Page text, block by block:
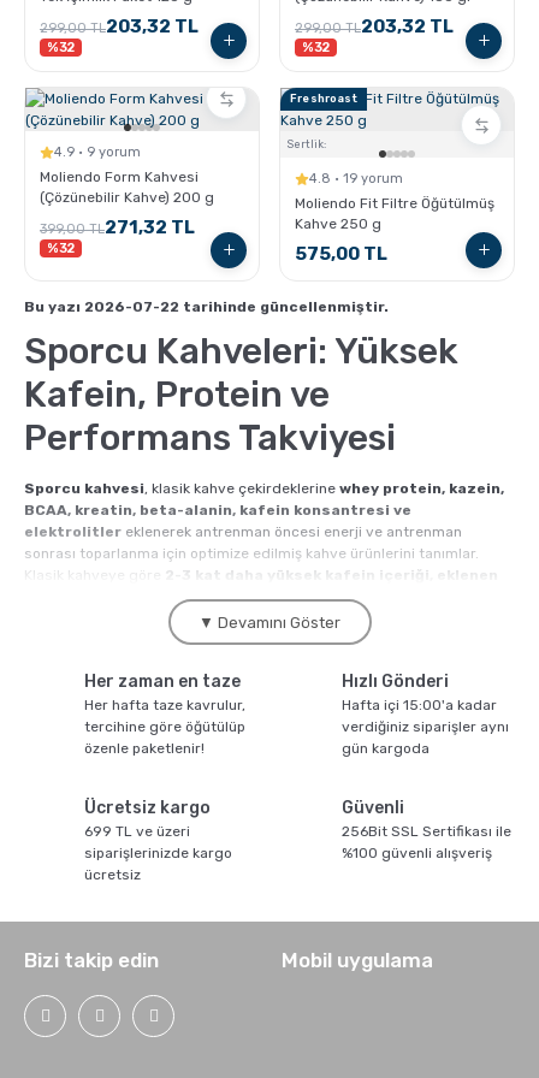
Exclusive Kahveler
Kafeinsiz Kahveler
Çözünebilir Kahve
Çekirdek Kahve
Hindiba Kahvesi
Öğütülmüş Kahve
Soğuk Kahve
Soğuk Kahve Demleme Ekipmanları
Aeropress
Makine Temizleyiciler
Kahve Öğütücüleri
Tartı ve Ölçüler
Termoslar
yaşam tarzı benimseyenler için tasarlanan Detox Kahve ürünlerini
aşağıdan inceleyebilirsiniz.
299,00 TL203,32 TL
%32
299,00 TL203,32 TL
%32
4.9 · 9 yorum
Moliendo Form Kahvesi
(Çözünebilir Kahve) 200 g
399,00 TL271,32 TL
%32
Freshroast
Sertlik:
4.8 · 19 yorum
Moliendo Fit Filtre Öğütülmüş
Kahve 250 g
575,00 TL
Bu yazı 2026-07-22 tarihinde güncellenmiştir.
Sporcu Kahveleri: Yüksek
Kafein, Protein ve
Performans Takviyesi
Sporcu kahvesi, klasik kahve çekirdeklerine whey protein, kazein,
BCAA, kreatin, beta-alanin, kafein konsantresi ve
elektrolitler eklenerek antrenman öncesi enerji ve antrenman
sonrası toparlanma için optimize edilmiş kahve ürünlerini tanımlar.
Klasik kahveye göre
2-3 kat daha yüksek kafein içeriği, eklenen
ergojenik bileşenler ve özelleştirilmiş besin profili
Kahve.com sporcu kahveleri kategorisinde Moliendo Coffee çatısı
yüksek kafeinli pre-workout kahveler, protein takviyeli
harmanları ve elektrolitli rehidrasyon kahveleribir arada
2024 yılı küresel sports nutrition pazar verilerine göresporcu
kahvesi segmenti yıllık
2.8 milyar USD pazar büyüklüğüne
kahvesi segmenti son 3 yılda
yüzde 120 büyümekaydetti; özellikle
CrossFit, fitness ve dayanıklılık sporcuları arasında pre-workout shake
alternatifi olarak popülerlik kazanmaktadır.
Sporcu Kahvesi Çeşitleri
kategorilere ayrılır.
Yüksek Kafeinli Pre-Workout
Kahveler
▼ Devamını Göster
Her zaman en taze
Her hafta taze kavrulur,
tercihine göre öğütülüp
özenle paketlenir!
Hızlı Gönderi
Hafta içi 15:00'a kadar
verdiğiniz siparişler aynı
gün kargoda
Ücretsiz kargo
699 TL ve üzeri
siparişlerinizde kargo
ücretsiz
Güvenli
256Bit SSL Sertifikası ile
%100 güvenli alışveriş
Bizi takip edin Mobil uygulama